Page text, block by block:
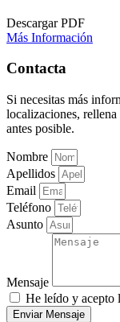
Descargar PDF
Más Información
Contacta
Si necesitas más
localizaciones,
antes posible.
Nombre
Apellidos
Email
Teléfono
Asunto
Mensaje
He leído y acepto
Enviar Mensaje